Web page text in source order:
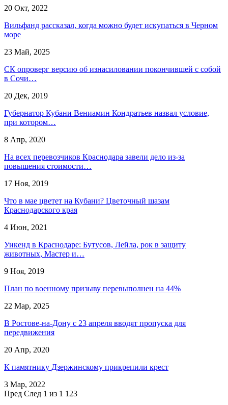
20 Окт, 2022
Вильфанд рассказал, когда можно будет искупаться в Черном
море
23 Май, 2025
СК опроверг версию об изнасиловании покончившей с собой
в Сочи…
20 Дек, 2019
Губернатор Кубани Вениамин Кондратьев назвал условие,
при котором…
8 Апр, 2020
На всех перевозчиков Краснодара завели дело из-за
повышения стоимости…
17 Ноя, 2019
Что в мае цветет на Кубани? Цветочный шазам
Краснодарского края
4 Июн, 2021
Уикенд в Краснодаре: Бутусов, Лейла, рок в защиту
животных, Мастер и…
9 Ноя, 2019
План по военному призыву перевыполнен на 44%
22 Мар, 2025
В Ростове-на-Дону с 23 апреля вводят пропуска для
передвижения
20 Апр, 2020
К памятнику Дзержинскому прикрепили крест
3 Мар, 2022
Пред След 1 из 1 123